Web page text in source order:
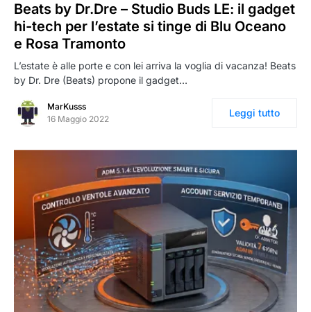
Beats by Dr.Dre – Studio Buds LE: il gadget
hi-tech per l’estate si tinge di Blu Oceano
e Rosa Tramonto
L’estate è alle porte e con lei arriva la voglia di vacanza! Beats
by Dr. Dre (Beats) propone il gadget…
MarKusss
16 Maggio 2022
Leggi tutto